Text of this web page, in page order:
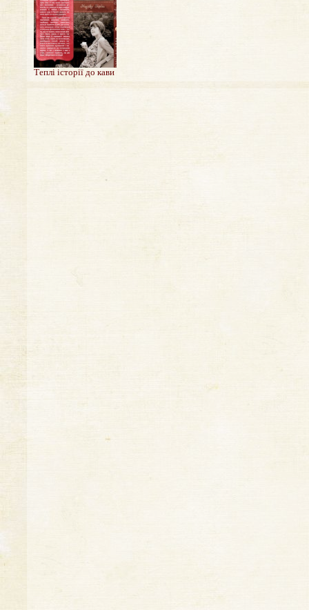
Теплі історії до кави